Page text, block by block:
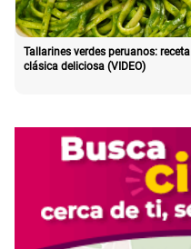
Tallarines verdes peruanos: receta
clásica deliciosa (VIDEO)